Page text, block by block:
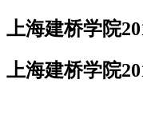
上海建桥学院
上海建桥学院